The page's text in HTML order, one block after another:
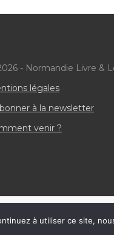
- Normandie Livre &
légales
à la newsletter
venir ?
XYZScripts.com
à utiliser ce site,